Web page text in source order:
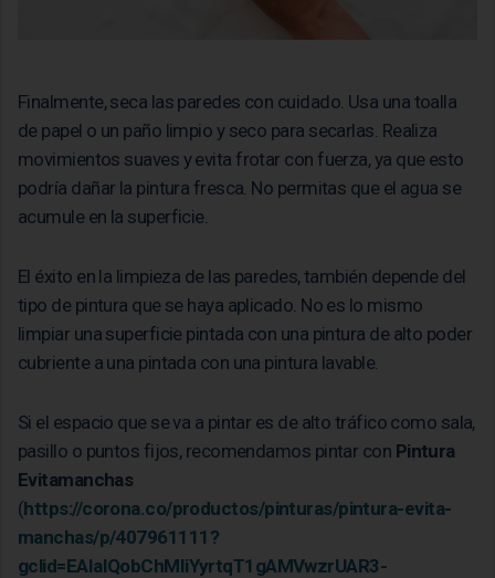
Finalmente, seca las paredes con cuidado. Usa una toalla
de papel o un paño limpio y seco para secarlas. Realiza
movimientos suaves y evita frotar con fuerza, ya que esto
podría dañar la pintura fresca. No permitas que el agua se
acumule en la superficie.
El éxito en la limpieza de las paredes, también depende del
tipo de pintura que se haya aplicado. No es lo mismo
limpiar una superficie pintada con una pintura de alto poder
cubriente a una pintada con una pintura lavable.
Si el espacio que se va a pintar es de alto tráfico como sala,
pasillo o puntos fijos, recomendamos pintar con Pintura
Evitamanchas
(https://corona.co/productos/pinturas/pintura-evita-
manchas/p/407961111?
gclid=EAIaIQobChMIiYyrtqT1gAMVwzrUAR3-